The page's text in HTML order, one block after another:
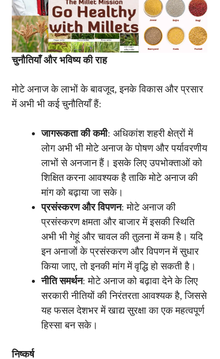
चुनौतियाँ और भविष्य की राह
मोटे अनाज के लाभों के बावजूद, इनके विकास और प्रसार
में अभी भी कई चुनौतियाँ हैं:
जागरूकता की कमी: अधिकांश शहरी क्षेत्रों में
लोग अभी भी मोटे अनाज के पोषण और पर्यावरणीय
लाभों से अनजान हैं। इसके लिए उपभोक्ताओं को
शिक्षित करना आवश्यक है ताकि मोटे अनाज की
मांग को बढ़ाया जा सके।
प्रसंस्करण और विपणन: मोटे अनाज की
प्रसंस्करण क्षमता और बाजार में इसकी स्थिति
अभी भी गेहूं और चावल की तुलना में कम है। यदि
इन अनाजों के प्रसंस्करण और विपणन में सुधार
किया जाए, तो इनकी मांग में वृद्धि हो सकती है।
नीति समर्थन: मोटे अनाज को बढ़ावा देने के लिए
सरकारी नीतियों की निरंतरता आवश्यक है, जिससे
यह फसल देशभर में खाद्य सुरक्षा का एक महत्वपूर्ण
हिस्सा बन सके।
निष्कर्ष